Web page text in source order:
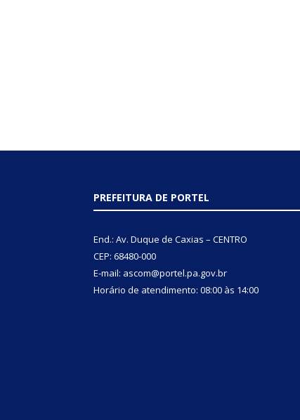
PREFEITURA DE PORTEL
End.: Av. Duque de Caxias – CENTRO
CEP: 68480-000
E-mail: ascom@portel.pa.gov.br
Horário de atendimento: 08:00 às 14:00